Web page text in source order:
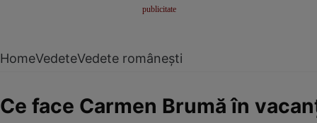
HomeVedeteVedete românești
Ce face Carmen Brumă în